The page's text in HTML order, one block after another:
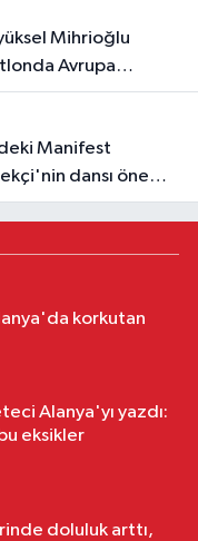
Avrupa
dansı öne
korkutan
Alanya'yı yazdı:
eksikler
doluluk arttı,